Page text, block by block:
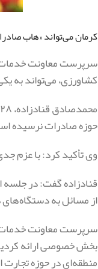
کرمان می‌تواند «هاب
سرپرست معاونت خدمات
کشاورزی، می‌تواند به
حوزه صادرات نرسیده
وی تأکید کرد: با عزم
قنادزاده گفت: در
از مسائل به
سرپرست معاونت خدمات
بخش خصوصی ارائه
منطقه‌ای در حوزه